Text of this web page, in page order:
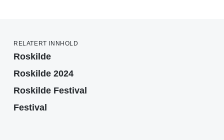
RELATERT INNHOLD
Roskilde
Roskilde 2024
Roskilde Festival
Festival